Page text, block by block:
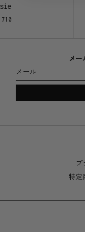
レミアムグレード
ルオイル、芯には
幅 7cm × 高さ9cm
純量 250g
製造地
メー
メール
プ
特定